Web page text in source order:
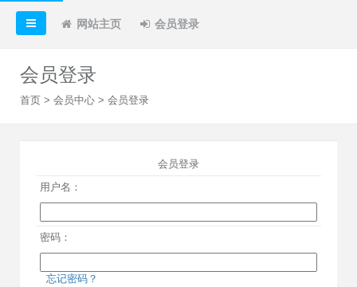
网站主页 会员登录
会员登录
首页 > 会员中心 > 会员登录
会员登录
用户名：
密码：
忘记密码？